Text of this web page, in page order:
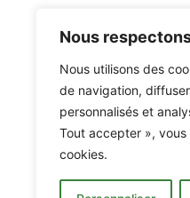
Nous
Nous utilisons des
de navigation,
personnalisés et
Tout accepter »,
cookies.